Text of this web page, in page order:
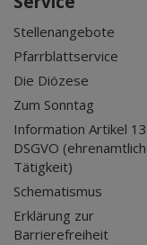
Stellenangebote
Pfarrblattservice
Die Diözese
Zum Sonntag
Information Artikel 13
DSGVO
Tätigkeit)
Schematismus
Erklärung zur
Barrierefreiheit